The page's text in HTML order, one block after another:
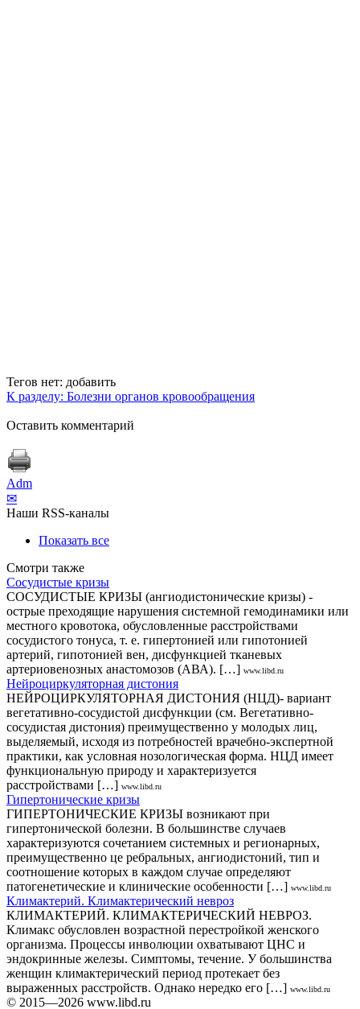
Тегов нет: добавить
К разделу: Болезни органов кровообращения
Оставить комментарий
Adm
✉
Наши RSS-каналы
Показать все
Смотри также
Сосудистые кризы
СОСУДИСТЫЕ КРИЗЫ (ангиодистонические кризы) -
острые преходящие нарушения системной гемодинамики или
местного кровотока, обусловленные расстройствами
сосудистого тонуса, т. е. гипертонией или гипотонией
артерий, гипотонией вен, дисфункцией тканевых
артериовенозных анастомозов (АВА). […] www.libd.ru
Нейроциркуляторная дистония
НЕЙРОЦИРКУЛЯТОРНАЯ ДИСТОНИЯ (НЦД)- вариант
вегетативно-сосудистой дисфункции (см. Вегетативно-
сосудистая дистония) преимущественно у молодых лиц,
выделяемый, исходя из потребностей врачебно-экспертной
практики, как условная нозологическая форма. НЦД имеет
функциональную природу и характеризуется
расстройствами […] www.libd.ru
Гипертонические кризы
ГИПЕРТОНИЧЕСКИЕ КРИЗЫ возникают при
гипертонической болезни. В большинстве случаев
характеризуются сочетанием системных и регионарных,
преимущественно це ребральных, ангиодистоний, тип и
соотношение которых в каждом случае определяют
патогенетические и клинические особенности […] www.libd.ru
Климактерий. Климактерический невроз
КЛИМАКТЕРИЙ. КЛИМАКТЕРИЧЕСКИЙ НЕВРОЗ.
Климакс обусловлен возрастной перестройкой женского
организма. Процессы инволюции охватывают ЦНС и
эндокринные железы. Симптомы, течение. У большинства
женщин климактерический период протекает без
выраженных расстройств. Однако нередко его […] www.libd.ru
© 2015—2026 www.libd.ru